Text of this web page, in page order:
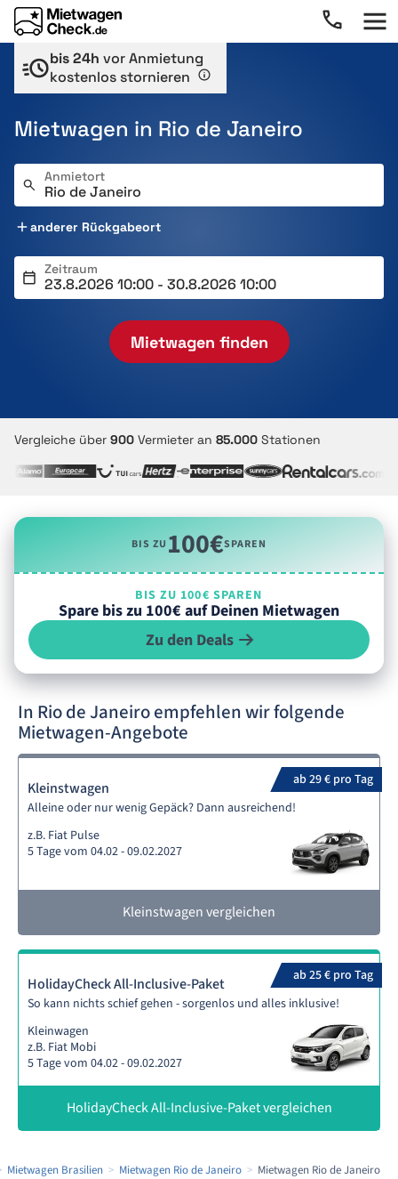
bis 24h vor Anmietung
kostenlos stornieren
Mietwagen in Rio de Janeiro
Anmietort
anderer Rückgabeort
Zeitraum
Mietwagen finden
Vergleiche über 900 Vermieter an 85.000 Stationen
BIS ZU100€SPAREN
BIS ZU 100€ SPAREN
Spare bis zu 100€ auf Deinen Mietwagen
Zu den Deals
In Rio de Janeiro empfehlen wir folgende
Mietwagen-Angebote
ab 29 € pro Tag
Kleinstwagen
Alleine oder nur wenig Gepäck? Dann ausreichend!
z.B. Fiat Pulse
5 Tage vom 04.02 - 09.02.2027
Kleinstwagen vergleichen
ab 25 € pro Tag
HolidayCheck All-Inclusive-Paket
So kann nichts schief gehen - sorgenlos und alles inklusive!
Kleinwagen
z.B. Fiat Mobi
5 Tage vom 04.02 - 09.02.2027
HolidayCheck All-Inclusive-Paket vergleichen
Mietwagen Brasilien Mietwagen Rio de Janeiro Mietwagen Rio de Janeiro